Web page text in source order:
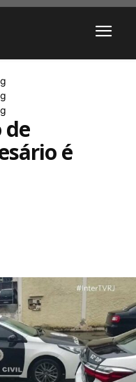
de
é